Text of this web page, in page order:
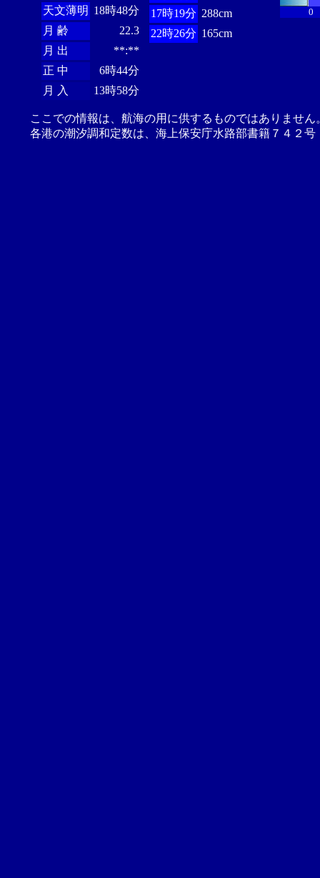
天文薄明 18時48分
月 齢
22.3
月 出
**:**
正 中
6時44分
月 入
13時58分
17時19分 288cm
22時26分 165cm
0
ここでの情報は、航海の用に供するものではありませ
各港の潮汐調和定数は、海上保安庁水路部書籍７４２